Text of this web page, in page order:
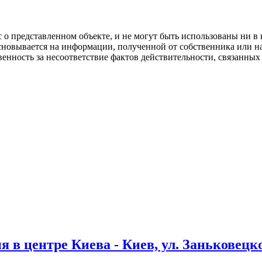
объекте, и не могут быть использованы ни в
на информации, полученной от собственника или
за несоответствие фактов действительности,
в центре Киева - Киев, ул.